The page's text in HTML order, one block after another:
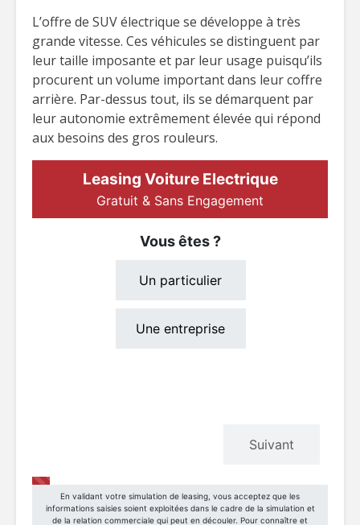
L’offre de SUV électrique se développe à très
grande vitesse. Ces véhicules se distinguent par
leur taille imposante et par leur usage puisqu’ils
procurent un volume important dans leur coffre
arrière. Par-dessus tout, ils se démarquent par
leur autonomie extrêmement élevée qui répond
aux besoins des gros rouleurs.